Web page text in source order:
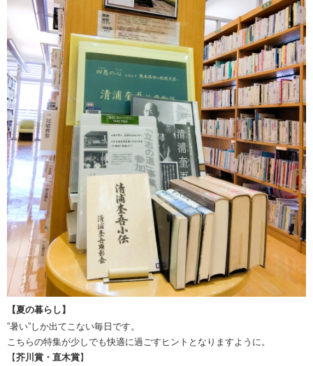
【夏の暮らし】
”暑い”しか出てこない毎日です。
こちらの特集が少しでも快適に過ごすヒントとなりますように。
【芥川賞・直木賞】